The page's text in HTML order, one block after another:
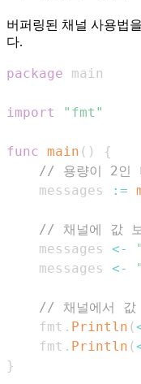
버퍼링된 채널 사용법
다.
package
import "fmt"
func main ( )
{
// 용량이 2인
    messages
:=
// 채널에 값 보
    messages
<-
    messages
<-
// 채널에서 값
    fmt
. Println (
    fmt
. Println (
}